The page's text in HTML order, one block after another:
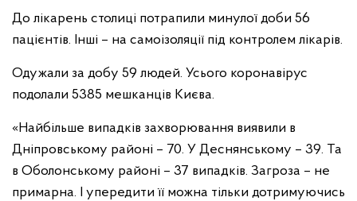
До лікарень столиці потрапили минулої доби 56
пацієнтів. Інші – на самоізоляції під контролем лікарів.
Одужали за добу 59 людей. Усього коронавірус
подолали 5385 мешканців Києва.
«Найбільше випадків захворювання виявили в
Дніпровському районі – 70. У Деснянському – 39. Та
в Оболонському районі – 37 випадків. Загроза – не
примарна. І упередити її можна тільки дотримуючись